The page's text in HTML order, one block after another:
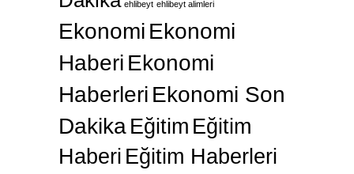
ehlibeyt ehlibeyt alimleri
Ekonomi Ekonomi
Haberi Ekonomi
Haberleri Ekonomi Son
Dakika Eğitim Eğitim
Haberi Eğitim Haberleri